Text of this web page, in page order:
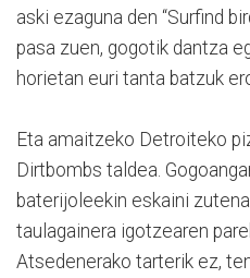
aski ezaguna den “Surfind
pasa zuen, gogotik dantza
horietan euri tanta batzuk
Eta amaitzeko Detroiteko
Dirtbombs taldea.
baterijoleekin eskaini
taulagainera igotzearen
Atsedenerako tarterik ez,